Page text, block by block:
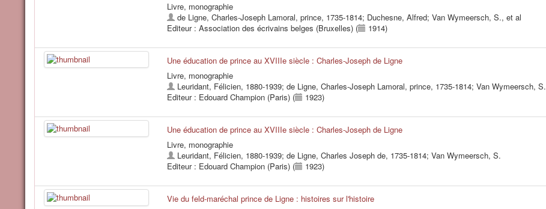
Livre, monographie
de Ligne, Charles-Joseph Lamoral, prince, 1735-1814; Duchesne, Alfred; Van Wymeersch, S., et al
Editeur : Association des écrivains belges (Bruxelles) (
1914)
Une éducation de prince au XVIIIe siècle : Charles-Joseph de Ligne
Livre, monographie
Leuridant, Félicien, 1880-1939; de Ligne, Charles-Joseph Lamoral, prince, 1735-1814; Van Wymeersch, S.
Editeur : Edouard Champion (Paris) (
1923)
Une éducation de prince au XVIIIe siècle : Charles-Joseph de Ligne
Livre, monographie
Leuridant, Félicien, 1880-1939; de Ligne, Charles Joseph de, 1735-1814; Van Wymeersch, S.
Editeur : Edouard Champion (Paris) (
1923)
Vie du feld-maréchal prince de Ligne : histoires sur l'histoire